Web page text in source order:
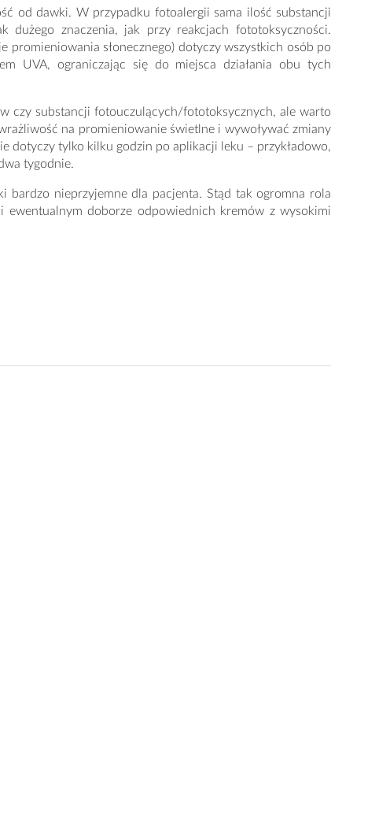
od dawki. W przypadku fotoalergii sama ilość substancji
znaczenia, jak przy reakcjach fototoksyczności.
promieniowania słonecznego) dotyczy wszystkich osób po
UVA, ograniczając się do miejsca działania obu tych
czy substancji fotouczulących/fototoksycznych, ale warto
na promieniowanie świetlne i wywoływać zmiany
dotyczy tylko kilku godzin po aplikacji leku – przykładowo,
tygodnie.
bardzo nieprzyjemne dla pacjenta. Stąd tak ogromna rola
doborze odpowiednich kremów z wysokimi